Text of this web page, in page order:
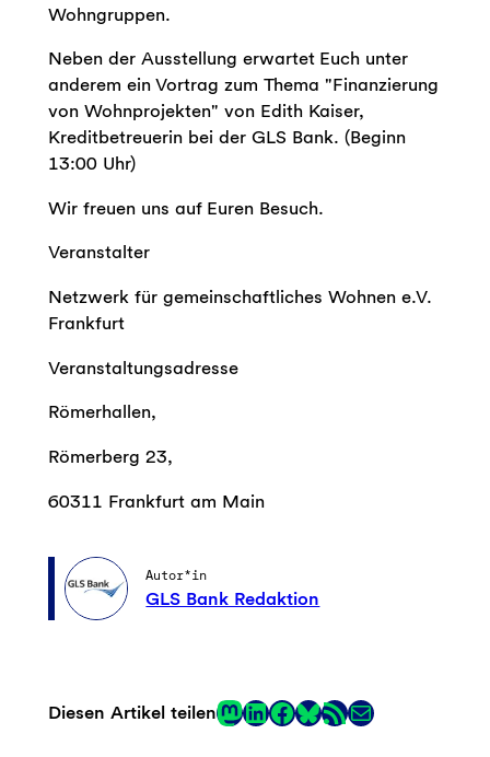
Wohngruppen.
Neben der Ausstellung erwartet Euch unter
anderem ein Vortrag zum Thema "Finanzierung
von Wohnprojekten" von Edith Kaiser,
Kreditbetreuerin bei der GLS Bank. (Beginn
13:00 Uhr)
Wir freuen uns auf Euren Besuch.
Veranstalter
Netzwerk für gemeinschaftliches Wohnen e.V.
Frankfurt
Veranstaltungsadresse
Römerhallen,
Römerberg 23,
60311 Frankfurt am Main
Autor*in
GLS Bank Redaktion
Diesen Artikel teilenMastodon
LinkedIn
Facebook
LinkRSS-Feed
E-Mail